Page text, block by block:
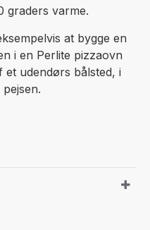
graders varme.
at bygge en
i en Perlite pizzaovn
udendørs bålsted, i